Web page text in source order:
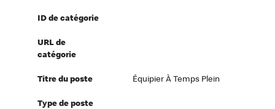
ID de catégorie
URL de
catégorie
Titre du poste Équipier À Temps Plein
Type de poste